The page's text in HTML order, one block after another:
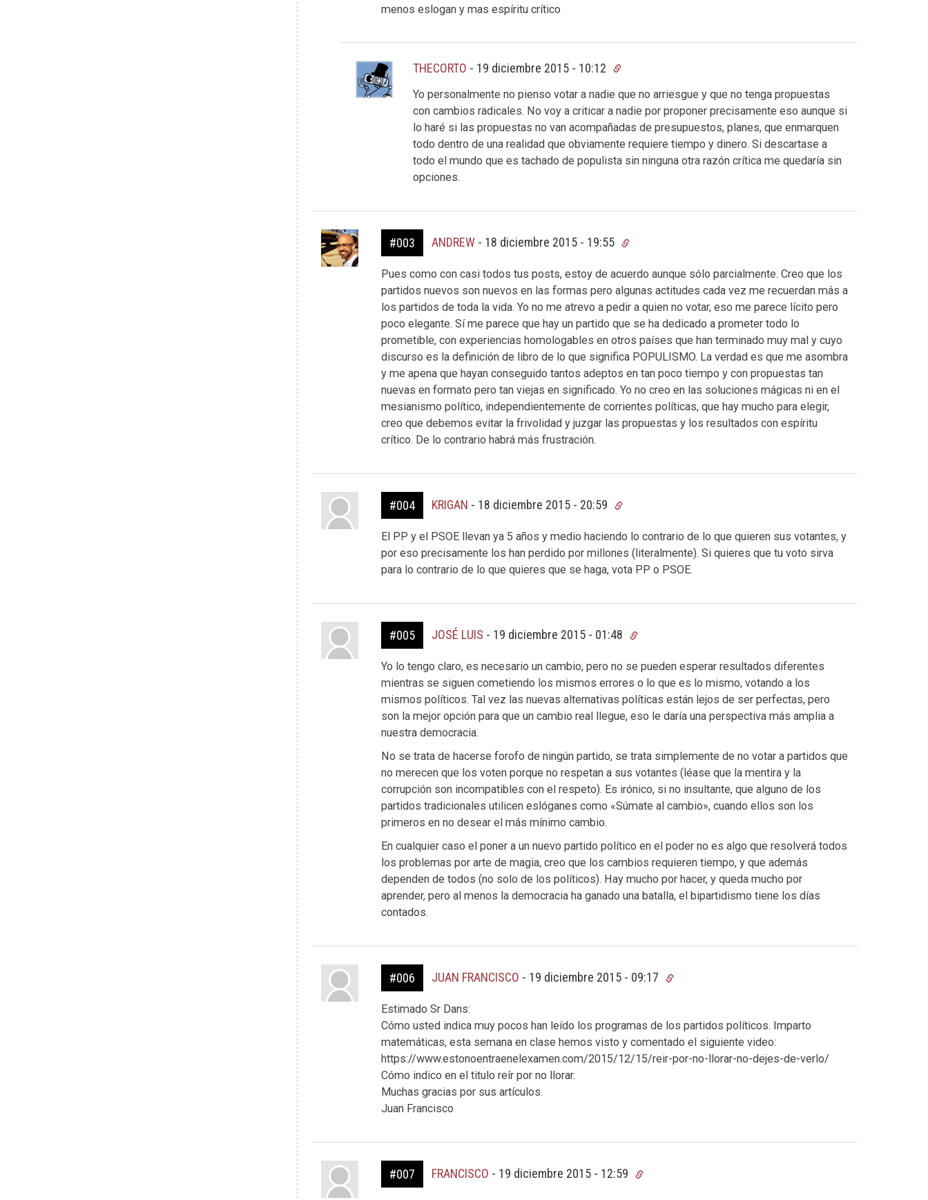
menos eslogan y mas espíritu crítico
THECORTO - 19 diciembre 2015 - 10:12
Yo personalmente no pienso votar a nadie que no arriesgue y que no tenga propuestas
con cambios radicales. No voy a criticar a nadie por proponer precisamente eso aunque si
lo haré si las propuestas no van acompañadas de presupuestos, planes, que enmarquen
todo dentro de una realidad que obviamente requiere tiempo y dinero. Si descartase a
todo el mundo que es tachado de populista sin ninguna otra razón crítica me quedaría sin
opciones.
#003 ANDREW- 18 diciembre 2015 - 19:55
Pues como con casi todos tus posts, estoy de acuerdo aunque sólo parcialmente. Creo que los
partidos nuevos son nuevos en las formas pero algunas actitudes cada vez me recuerdan más a
los partidos de toda la vida. Yo no me atrevo a pedir a quien no votar, eso me parece lícito pero
poco elegante. Sí me parece que hay un partido que se ha dedicado a prometer todo lo
prometible, con experiencias homologables en otros países que han terminado muy mal y cuyo
discurso es la definición de libro de lo que significa POPULISMO. La verdad es que me asombra
y me apena que hayan conseguido tantos adeptos en tan poco tiempo y con propuestas tan
nuevas en formato pero tan viejas en significado. Yo no creo en las soluciones mágicas ni en el
mesianismo político, independientemente de corrientes políticas, que hay mucho para elegir,
creo que debemos evitar la frivolidad y juzgar las propuestas y los resultados con espíritu
crítico. De lo contrario habrá más frustración.
#004 KRIGAN - 18 diciembre 2015 - 20:59
El PP y el PSOE llevan ya 5 años y medio haciendo lo contrario de lo que quieren sus votantes, y
por eso precisamente los han perdido por millones (literalmente). Si quieres que tu voto sirva
para lo contrario de lo que quieres que se haga, vota PP o PSOE.
#005 JOSÉ LUIS - 19 diciembre 2015 - 01:48
Yo lo tengo claro, es necesario un cambio, pero no se pueden esperar resultados diferentes
mientras se siguen cometiendo los mismos errores o lo que es lo mismo, votando a los
mismos políticos. Tal vez las nuevas alternativas políticas están lejos de ser perfectas, pero
son la mejor opción para que un cambio real llegue, eso le daría una perspectiva más amplia a
nuestra democracia.
No se trata de hacerse forofo de ningún partido, se trata simplemente de no votar a partidos que
no merecen que los voten porque no respetan a sus votantes (léase que la mentira y la
corrupción son incompatibles con el respeto). Es irónico, si no insultante, que alguno de los
partidos tradicionales utilicen eslóganes como «Súmate al cambio», cuando ellos son los
primeros en no desear el más mínimo cambio.
En cualquier caso el poner a un nuevo partido político en el poder no es algo que resolverá todos
los problemas por arte de magia, creo que los cambios requieren tiempo, y que además
dependen de todos (no solo de los políticos). Hay mucho por hacer, y queda mucho por
aprender, pero al menos la democracia ha ganado una batalla, el bipartidismo tiene los días
contados.
#006 JUAN FRANCISCO - 19 diciembre 2015 - 09:17
Estimado Sr Dans:
Cómo usted indica muy pocos han leído los programas de los partidos políticos. Imparto
matemáticas, esta semana en clase hemos visto y comentado el siguiente video:
https://www.estonoentraenelexamen.com/2015/12/15/reir-por-no-llorar-no-dejes-de-verlo/
Cómo indico en el titulo reír por no llorar.
Muchas gracias por sus artículos.
Juan Francisco
#007 FRANCISCO - 19 diciembre 2015 - 12:59